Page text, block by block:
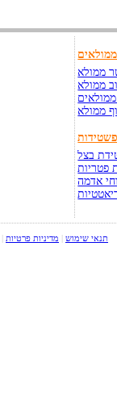
ממולאים
ממולא
ממולא
ממולא
בצל
פטריות
אדמה
תנאי שימוש מדיניות פרטיות